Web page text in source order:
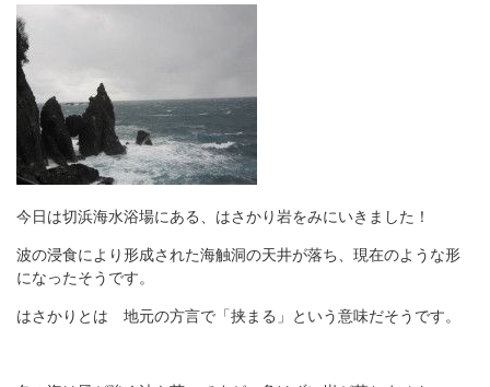
今日は切浜海水浴場にある、はさかり岩をみにいきました！
波の浸食により形成された海触洞の天井が落ち、現在のような形
になったそうです。
はさかりとは 地元の方言で「挟まる」という意味だそうです。